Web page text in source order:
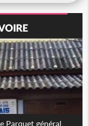
Parquet général